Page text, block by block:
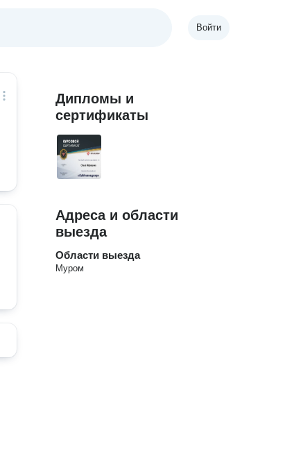
Войти
Дипломы и
сертификаты
Адреса и области
выезда
Области выезда
Муром